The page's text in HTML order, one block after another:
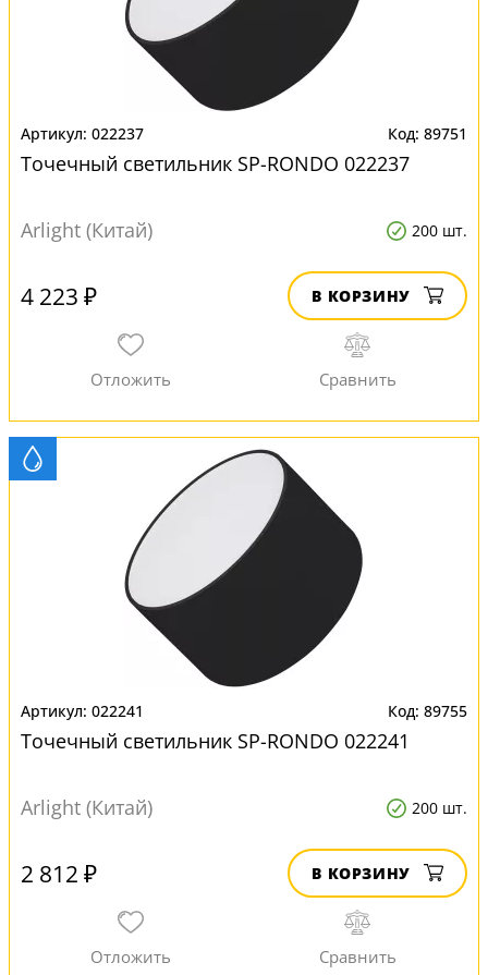
022237 89751
Точечный светильник SP-RONDO 022237
Arlight (Китай) 200 шт.
4 223 ₽ В КОРЗИНУ
022241 89755
Точечный светильник SP-RONDO 022241
Arlight (Китай) 200 шт.
2 812 ₽ В КОРЗИНУ